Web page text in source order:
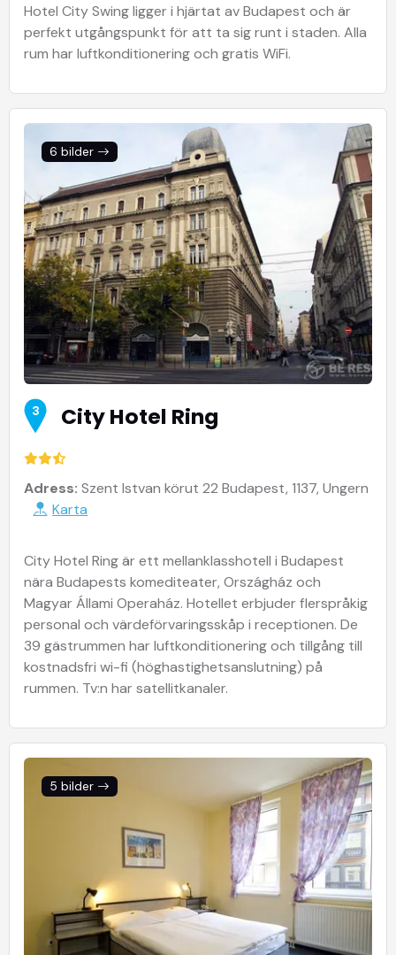
Hotel City Swing ligger i hjärtat av Budapest och är
perfekt utgångspunkt för att ta sig runt i staden. Alla
rum har luftkonditionering och gratis WiFi.
6 bilder
3 City Hotel Ring
Adress: Szent Istvan körut 22 Budapest, 1137, Ungern
Karta
City Hotel Ring är ett mellanklasshotell i Budapest
nära Budapests komediteater, Országház och
Magyar Állami Operaház. Hotellet erbjuder flerspråkig
personal och värdeförvaringsskåp i receptionen. De
39 gästrummen har luftkonditionering och tillgång till
kostnadsfri wi-fi (höghastighetsanslutning) på
rummen. Tv:n har satellitkanaler.
5 bilder